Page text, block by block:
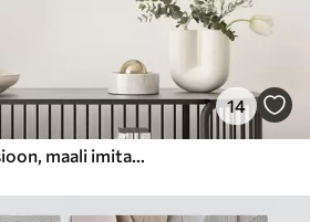
14
Abstraktne kompositsioon, maali imitatsioon